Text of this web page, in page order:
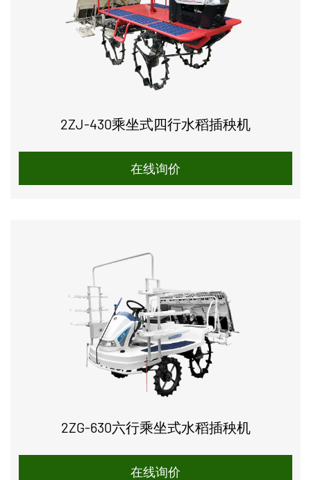
2ZJ-430乘坐式四行水稻插秧机
在线询价
2ZG-630六行乘坐式水稻插秧机
在线询价